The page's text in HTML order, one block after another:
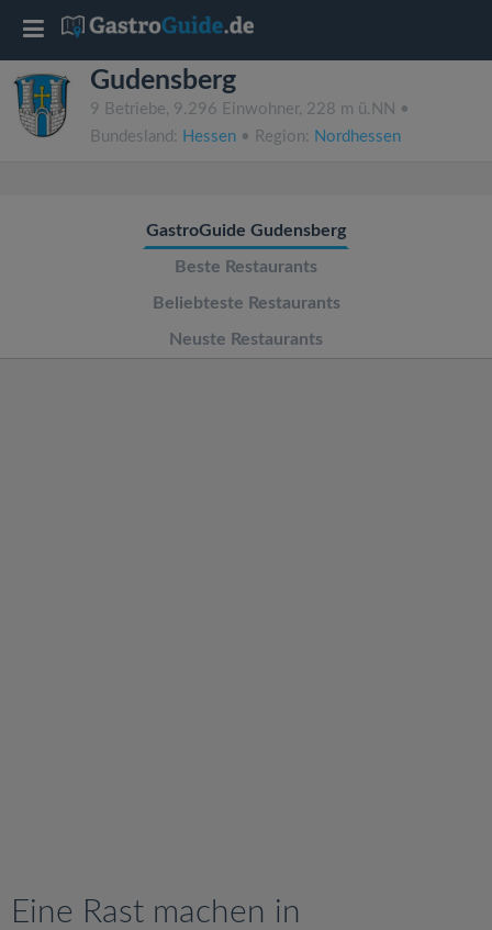
Gudensberg
9 Betriebe, 9.296 Einwohner, 228 m ü.NN •
Bundesland: Hessen • Region: Nordhessen
GastroGuide Gudensberg
Beste Restaurants
Beliebteste Restaurants
Neuste Restaurants
Eine Rast machen in
T
o